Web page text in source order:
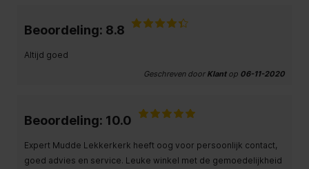
Beoordeling: 8.8
Altijd goed
Geschreven door Klantop 06-11-2020
Beoordeling: 10.0
Expert Mudde Lekkerkerk heeft oog voor persoonlijk contact,
goed advies en service. Leuke winkel met de gemoedelijkheid